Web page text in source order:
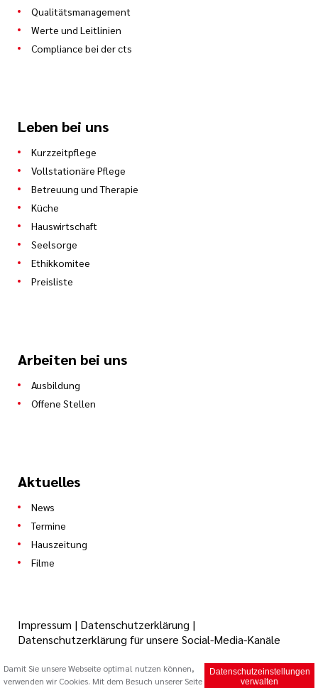
Qualitätsmanagement
Werte und Leitlinien
Compliance bei der cts
Leben bei uns
Kurzzeitpflege
Vollstationäre Pflege
Betreuung und Therapie
Küche
Hauswirtschaft
Seelsorge
Ethikkomitee
Preisliste
Arbeiten bei uns
Ausbildung
Offene Stellen
Aktuelles
News
Termine
Hauszeitung
Filme
© 2026 Caritas Trägergesellschaft Saarbrücken mbH (cts)
Impressum | Datenschutzerklärung |
Datenschutzerklärung für unsere Social-Media-Kanäle
Datenschutzeinstellungen
verwalten
Damit Sie unsere Webseite optimal nutzen können,
verwenden wir Cookies. Mit dem Besuch unserer Seite